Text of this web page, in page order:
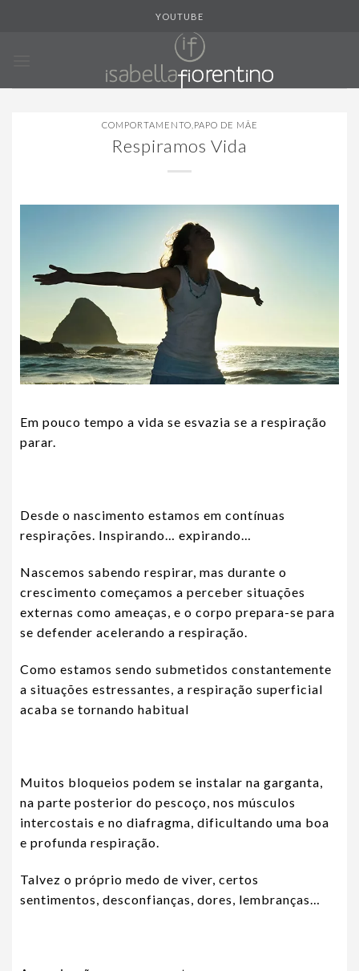
YOUTUBE
COMPORTAMENTO PAPO DE MÃE
Respiramos Vida
Em pouco tempo a vida se esvazia se a respiração
parar.
Desde o nascimento estamos em contínuas
respirações. Inspirando… expirando…
Nascemos sabendo respirar, mas durante o
crescimento começamos a perceber situações
externas como ameaças, e o corpo prepara-se para
se defender acelerando a respiração.
Como estamos sendo submetidos constantemente
a situações estressantes, a respiração superficial
acaba se tornando habitual
Muitos bloqueios podem se instalar na garganta,
na parte posterior do pescoço, nos músculos
intercostais e no diafragma, dificultando uma boa
e profunda respiração.
Talvez o próprio medo de viver, certos
sentimentos, desconfianças, dores, lembranças…